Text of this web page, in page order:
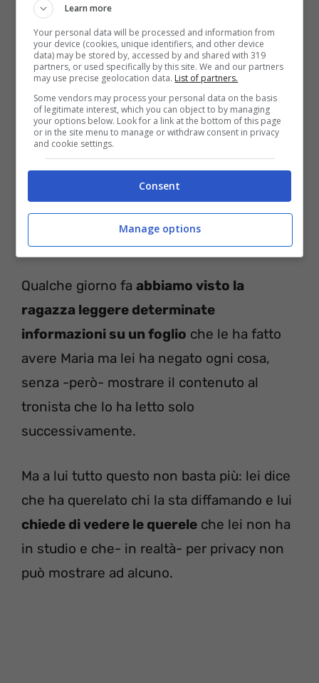
In sostanza alcune persone dicono che lei,
sia durante il primo provino che la sua
esperienza aUomini e Donne, quando
dunque è scesa dalle famose scale per poi
iniziare a corteggiarlo,avesse ancora “in
ballo” una relazione
Qualche giorno fa abbiamo visto la
ragazza leggere determinate
informazioni su un foglio che le ha fatto
avere Maria ma lei ha negato ogni cosa,
senza -però- mostrare il contenuto al
tronista che lo ha letto solo
successivamente.
Ma a lui tutto questo non basta più: lei dice
che ha querelato chi la sta diffamando e lui
chiede di vedere le querele che lei non ha
in studio e che- in realtà- per privacy non
può mostrare ad alcuno.
Learn more
Your personal data will be processed and information from
your device (cookies, unique identifiers, and other device
data) may be stored by, accessed by and shared with 319
partners, or used specifically by this site. We and our partners
may use precise geolocation data. List of partners.
Some vendors may process your personal data on the basis
of legitimate interest, which you can object to by managing
your options below. Look for a link at the bottom of this page
or in the site menu to manage or withdraw consent in privacy
and cookie settings.
Consent
Manage options